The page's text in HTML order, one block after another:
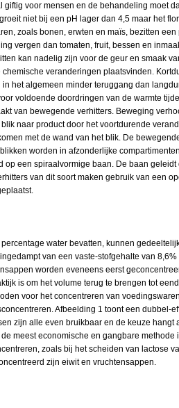
voor mensen en de behandeling moet
niet bij een pH lager dan 4,5 maar het
zoals bonen, erwten en maïs, bezitten
vergen dan tomaten, fruit, bessen en
kan nadelig zijn voor de geur en smaak
veranderingen plaatsvinden.
het algemeen minder teruggang dan
voldoende doordringen van de warmte
van bewegende verhitters. Beweging
naar product door het voortdurende
met de wand van het blik. De
worden in afzonderlijke
een spiraalvormige baan. De baan geleidt
van dit soort maken gebruik van een
water bevatten, kunnen
van een vaste-stofgehalte van
worden eveneens eerst
is om het volume terug te brengen tot
voor het concentreren van
Afbeelding 1 toont een dubbel-
zijn alle even bruikbaar en de keuze hangt
meest economische en gangbare methode
zoals bij het scheiden van lactose
zijn eiwit en vruchtensappen.